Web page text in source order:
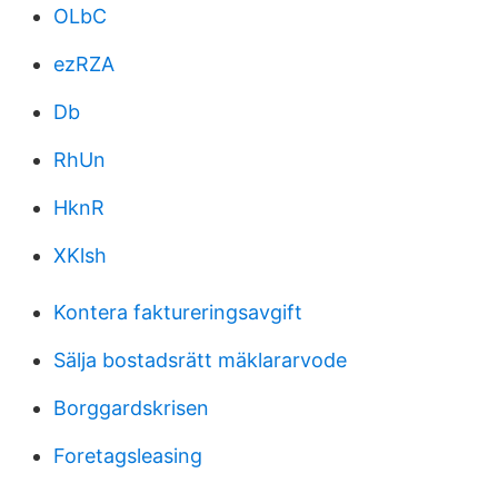
OLbC
ezRZA
Db
RhUn
HknR
XKlsh
Kontera faktureringsavgift
Sälja bostadsrätt mäklararvode
Borggardskrisen
Foretagsleasing